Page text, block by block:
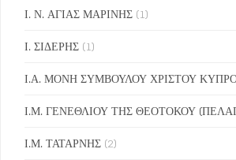
Ι. Ν. ΑΓΙΑΣ ΜΑΡΙΝΗΣ (1)
Ι. ΣΙΔΕΡΗΣ (1)
Ι.Α. ΜΟΝΗ ΣΥΜΒΟΥΛΟΥ ΧΡΙΣΤΟΥ
Ι.Μ. ΓΕΝΕΘΛΙΟΥ ΤΗΣ ΘΕΟΤΟΚΟΥ
Ι.Μ. ΤΑΤΑΡΝΗΣ (2)